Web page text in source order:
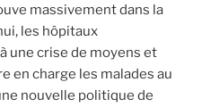
massivement dans la
les hôpitaux
une crise de moyens et
en charge les malades au
nouvelle politique de